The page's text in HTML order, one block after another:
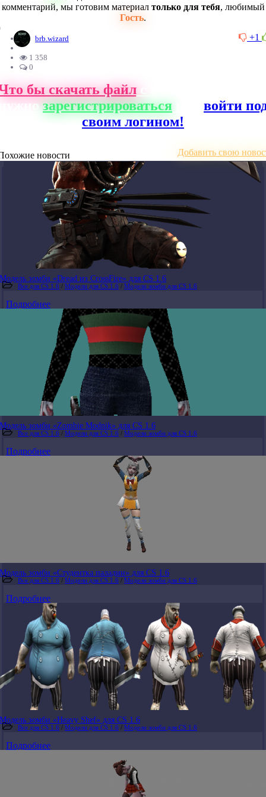
комментарий, мы готовим материал только для тебя, любимый
Гость.
+1
brb.wizard
1 358
0
бы скачать файлс нашего сайта,
зарегистрироваться
войти
своим логином!
новости Добавить свою
Модель зомби «Dread из CrossFire» для CS 1.6
Все для CS 1.6 / Модели для CS 1.6 / Модели зомби для CS 1.6
Подробнее
Модель зомби «Zombie Modnik» для CS 1.6
Все для CS 1.6 / Модели для CS 1.6 / Модели зомби для CS 1.6
Подробнее
Модель зомби «Студентка паладин» для CS 1.6
Все для CS 1.6 / Модели для CS 1.6 / Модели зомби для CS 1.6
Подробнее
Модель зомби «Heavy Shef» для CS 1.6
Все для CS 1.6 / Модели для CS 1.6 / Модели зомби для CS 1.6
Подробнее